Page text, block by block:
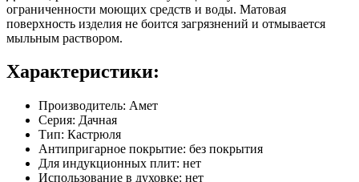
ограниченности моющих средств и воды. Матовая
поверхность изделия не боится загрязнений и отмывается
мыльным раствором.
Характеристики:
Производитель: Амет
Серия: Дачная
Тип: Кастрюля
Антипригарное покрытие: без покрытия
Для индукционных плит: нет
Использование в духовке: нет